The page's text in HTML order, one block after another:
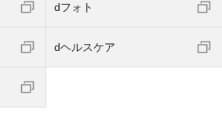
dフォト
dヘルスケア